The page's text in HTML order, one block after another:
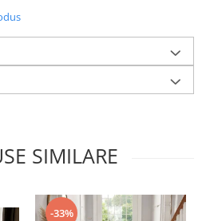
SIMILARE
-33%